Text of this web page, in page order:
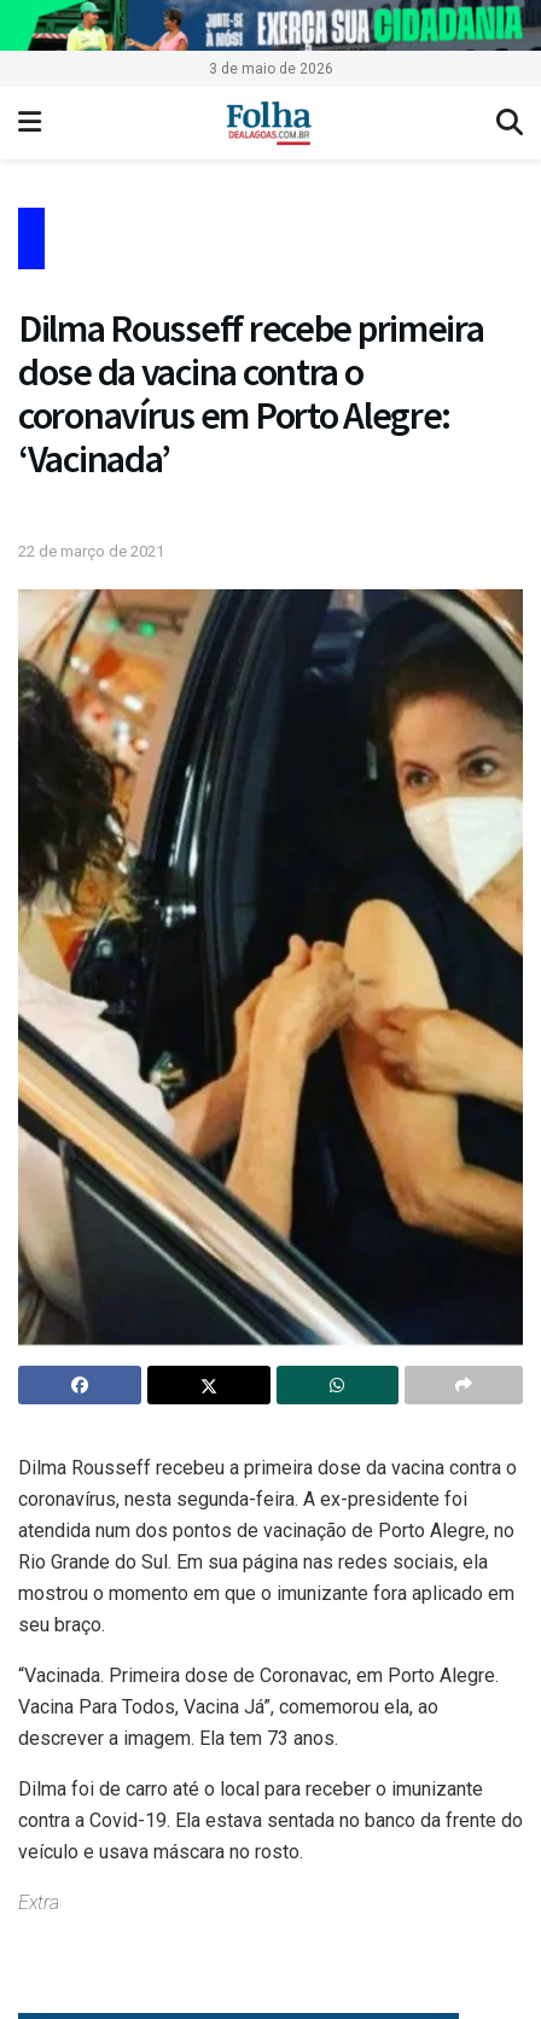
3 de maio de 2026
Dilma Rousseff recebe primeira
dose da vacina contra o
coronavírus em Porto Alegre:
‘Vacinada’
22 de março de 2021
Dilma Rousseff recebeu a primeira dose da vacina contra o
coronavírus, nesta segunda-feira. A ex-presidente foi
atendida num dos pontos de vacinação de Porto Alegre, no
Rio Grande do Sul. Em sua página nas redes sociais, ela
mostrou o momento em que o imunizante fora aplicado em
seu braço.
“Vacinada. Primeira dose de Coronavac, em Porto Alegre.
Vacina Para Todos, Vacina Já”, comemorou ela, ao
descrever a imagem. Ela tem 73 anos.
Dilma foi de carro até o local para receber o imunizante
contra a Covid-19. Ela estava sentada no banco da frente do
veículo e usava máscara no rosto.
Extra